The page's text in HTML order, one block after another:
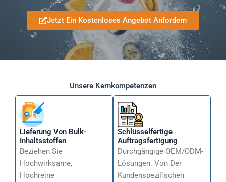
Jetzt Ein Kostenloses Angebot Anfordern
Unsere Kernkompetenzen
Schlüsselfertige
Auftragsfertigung
Durchgängige OEM/ODM-
Lösungen. Von Der
Kundenspezifischen
Lieferung Von Bulk-
Inhaltsstoffen
Beziehen Sie
Hochwirksame,
Hochreine